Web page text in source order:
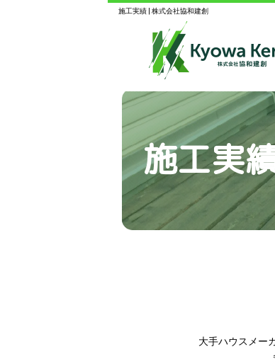
施工実績 | 株式会社協和建創
施工実
大手ハウスメー